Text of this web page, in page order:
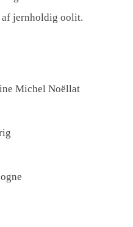
af jernholdig oolit.
Michel Noëllat